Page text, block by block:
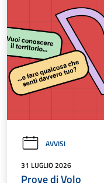
AVVISI
31 LUGLIO 2026
Prove di Volo